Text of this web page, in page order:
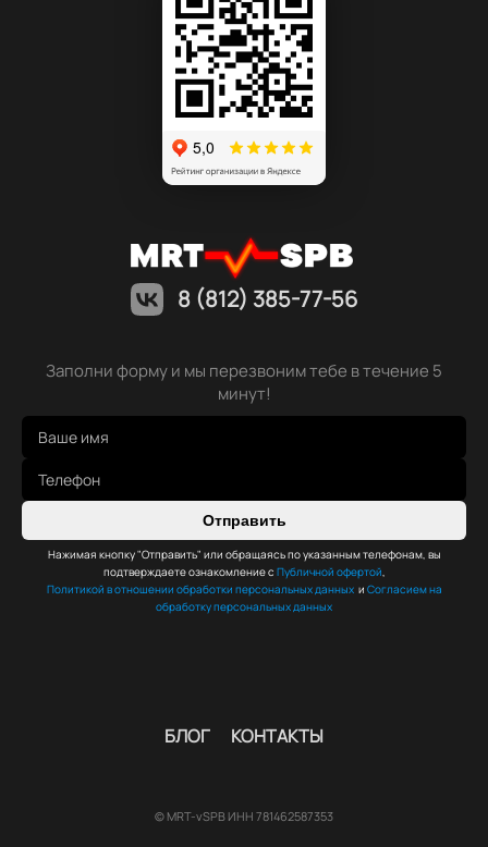
8 (812) 385-77-56
Заполни форму и мы перезвоним тебе в течение 5
минут!
Отправить
Нажимая кнопку "Отправить" или обращаясь по указанным телефонам, вы
подтверждаете ознакомление с Публичной офертой
Политикой в отношении обработки персональных данных и Согласием на
обработку персональных данных
БЛОГ КОНТАКТЫ
© MRT-vSPB ИНН 781462587353